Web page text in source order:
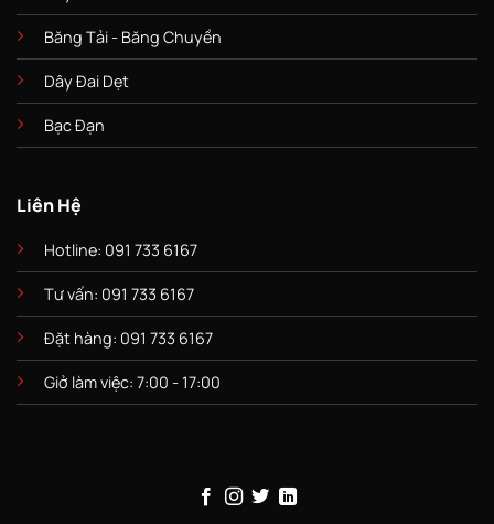
Băng Tải - Băng Chuyền
Dây Đai Dẹt
Bạc Đạn
Liên Hệ
Hotline: 091 733 6167
Tư vấn: 091 733 6167
Đặt hàng: 091 733 6167
Giở làm việc: 7:00 - 17:00